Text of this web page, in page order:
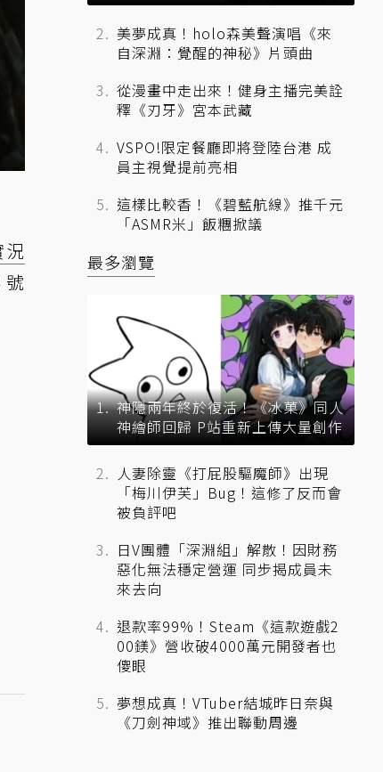
況
美夢成真！holo森美聲演唱《來
自深淵：覺醒的神秘》片頭曲
從漫畫中走出來！健身主播完美詮
釋《刃牙》宮本武藏
VSPO!限定餐廳即將登陸台港 成
員主視覺提前亮相
這樣比較香！《碧藍航線》推千元
「ASMR米」飯糰掀議
最多瀏覽
神隱兩年終於復活！《冰菓》同人
神繪師回歸 P站重新上傳大量創作
人妻除靈《打屁股驅魔師》出現
「梅川伊芙」Bug！這修了反而會
被負評吧
日V團體「深淵組」解散！因財務
惡化無法穩定營運 同步揭成員未
來去向
退款率99%！Steam《這款遊戲2
00鎂》營收破4000萬元開發者也
傻眼
夢想成真！VTuber結城昨日奈與
《刀劍神域》推出聯動周邊